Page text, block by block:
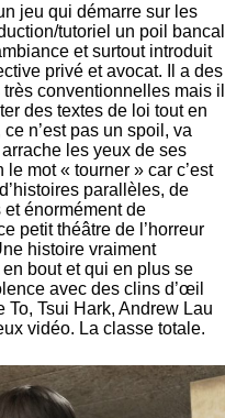
jeu qui démarre sur les
tutoriel un poil bancal
et surtout introduit
privé et avocat. Il a des
conventionnelles mais il
des textes de loi tout en
n’est pas un spoil, va
les yeux de ses
mot « tourner » car c’est
parallèles, de
énormément de
petit théâtre de l’horreur
histoire vraiment
bout et qui en plus se
avec des clins d’œil
Tsui Hark, Andrew Lau
vidéo. La classe totale.